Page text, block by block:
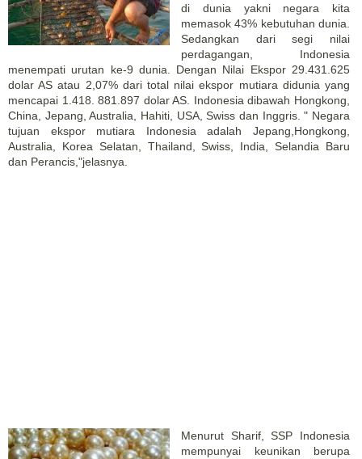
di dunia yakni negara kita
memasok 43% kebutuhan dunia.
Sedangkan dari segi nilai
perdagangan, Indonesia
menempati urutan ke-9 dunia. Dengan Nilai Ekspor 29.431.625
dolar AS atau 2,07% dari total nilai ekspor mutiara didunia yang
mencapai 1.418. 881.897 dolar AS. Indonesia dibawah Hongkong,
China, Jepang, Australia, Hahiti, USA, Swiss dan Inggris. " Negara
tujuan ekspor mutiara Indonesia adalah Jepang,Hongkong,
Australia, Korea Selatan, Thailand, Swiss, India, Selandia Baru
dan Perancis,"jelasnya.
Menurut Sharif, SSP Indonesia
mempunyai keunikan berupa